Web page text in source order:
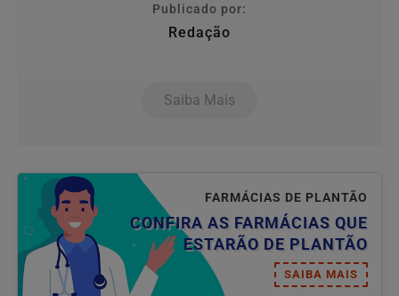
Publicado por:
Redação
Saiba Mais
FARMÁCIAS DE PLANTÃO
CONFIRA AS FARMÁCIAS QUE
ESTARÃO DE PLANTÃO
SAIBA MAIS